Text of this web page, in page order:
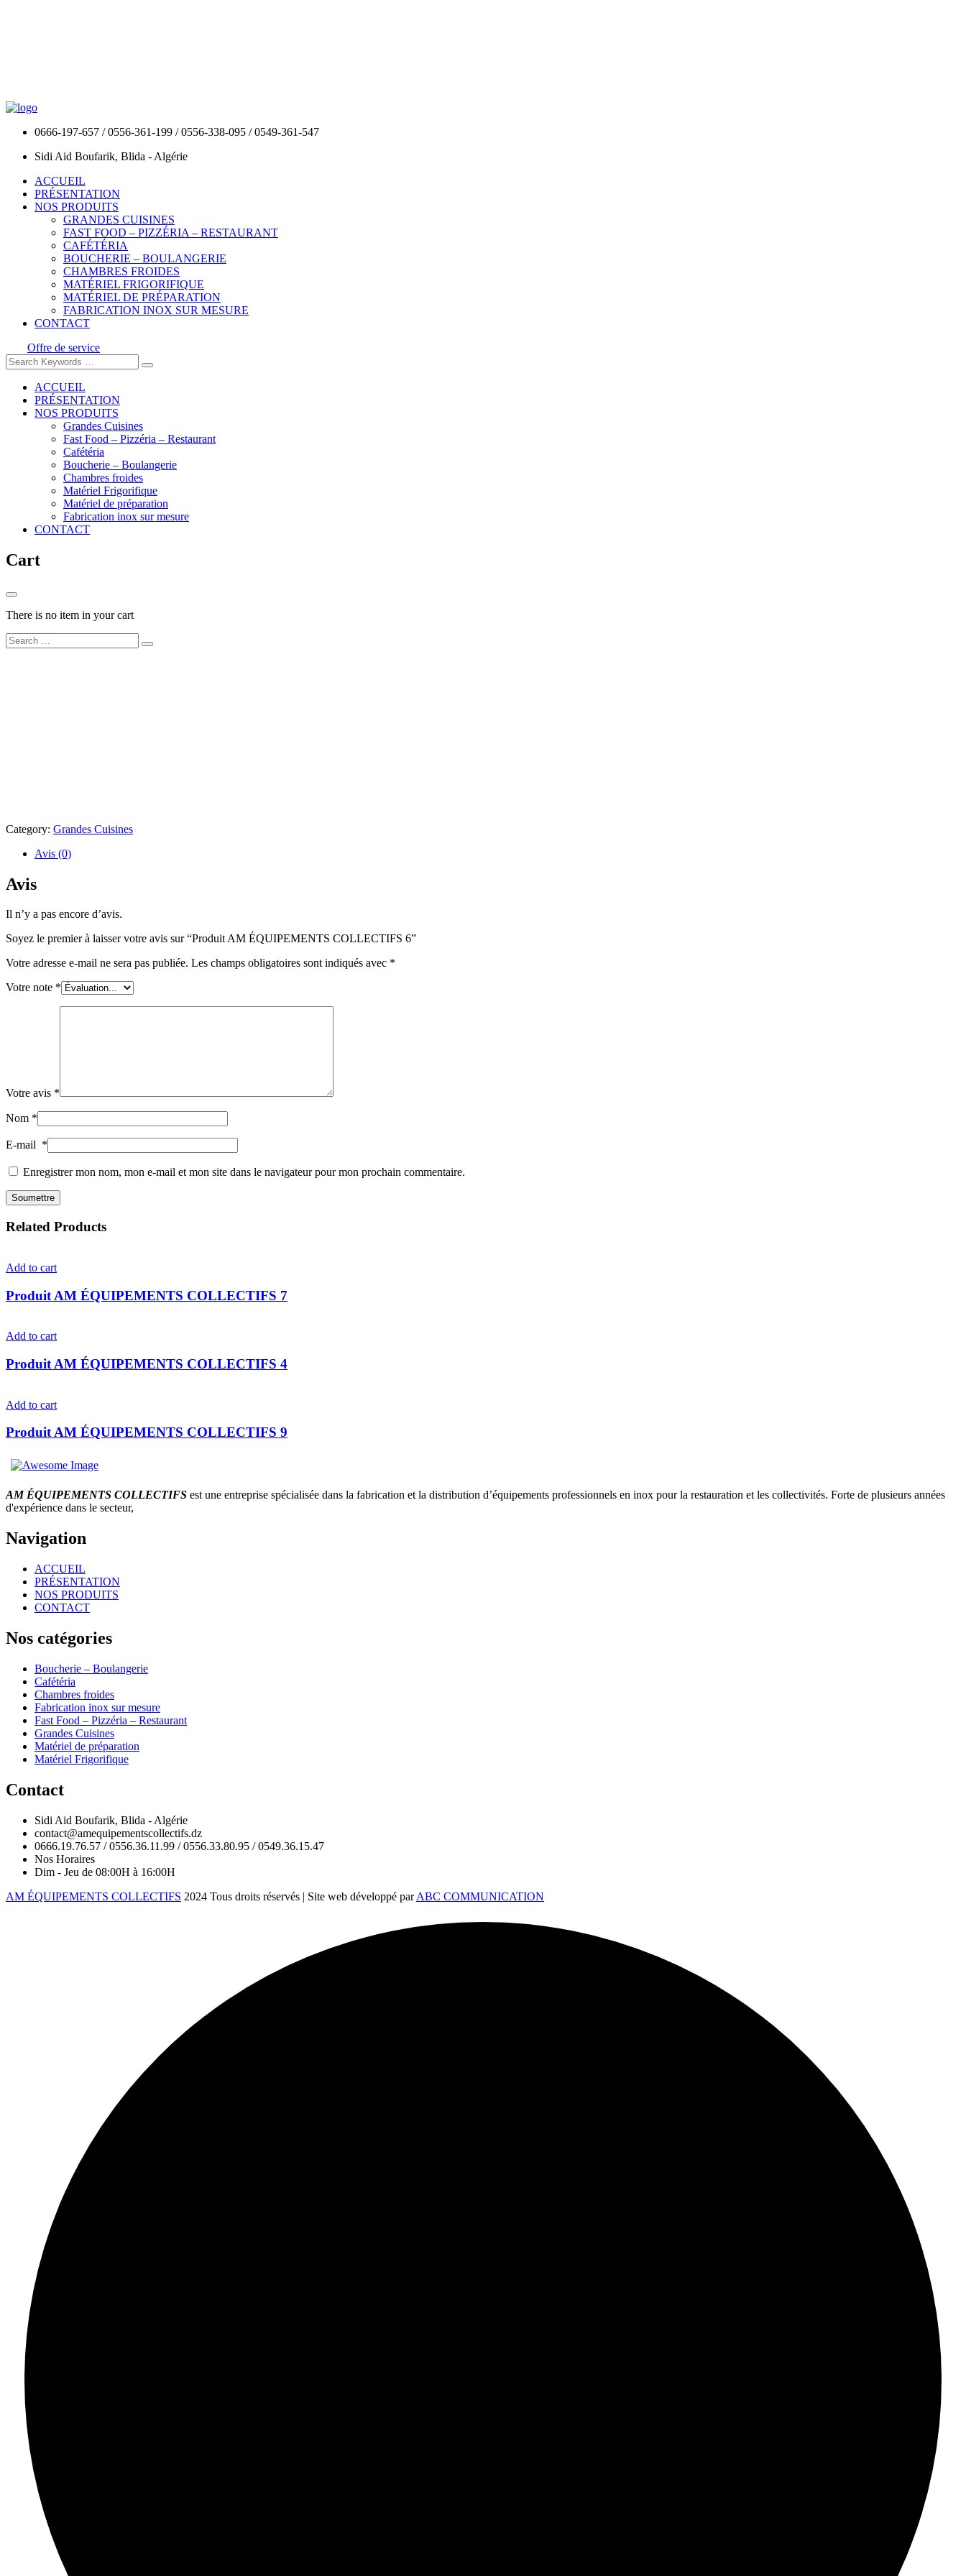
0666-197-657 / 0556-361-199 / 0556-338-095 / 0549-361-547
Sidi Aid Boufarik, Blida - Algérie
ACCUEIL
PRÉSENTATION
NOS PRODUITS
GRANDES CUISINES
FAST FOOD – PIZZÉRIA – RESTAURANT
CAFÉTÉRIA
BOUCHERIE – BOULANGERIE
CHAMBRES FROIDES
MATÉRIEL FRIGORIFIQUE
MATÉRIEL DE PRÉPARATION
FABRICATION INOX SUR MESURE
CONTACT
Offre de service
ACCUEIL
PRÉSENTATION
NOS PRODUITS
Grandes Cuisines
Fast Food – Pizzéria – Restaurant
Cafétéria
Boucherie – Boulangerie
Chambres froides
Matériel Frigorifique
Matériel de préparation
Fabrication inox sur mesure
CONTACT
Cart
There is no item in your cart
Category: Grandes Cuisines
Avis (0)
Avis
Il n’y a pas encore d’avis.
Soyez le premier à laisser votre avis sur “Produit AM ÉQUIPEMENTS COLLECTIFS 6”
Votre adresse e-mail ne sera pas publiée. Les champs obligatoires sont indiqués avec *
Votre note *
Votre avis *
Nom *
E-mail *
Enregistrer mon nom, mon e-mail et mon site dans le navigateur pour mon prochain commentaire.
Related Products
Add to cart
Produit AM ÉQUIPEMENTS COLLECTIFS 7
Add to cart
Produit AM ÉQUIPEMENTS COLLECTIFS 4
Add to cart
Produit AM ÉQUIPEMENTS COLLECTIFS 9
AM ÉQUIPEMENTS COLLECTIFS est une entreprise spécialisée dans la fabrication et la distribution d’équipements professionnels en inox pour la restauration et les collectivités. Forte de plusieurs années
d'expérience dans le secteur,
Navigation
ACCUEIL
PRÉSENTATION
NOS PRODUITS
CONTACT
Nos catégories
Boucherie – Boulangerie
Cafétéria
Chambres froides
Fabrication inox sur mesure
Fast Food – Pizzéria – Restaurant
Grandes Cuisines
Matériel de préparation
Matériel Frigorifique
Contact
Sidi Aid Boufarik, Blida - Algérie
contact@amequipementscollectifs.dz
0666.19.76.57 / 0556.36.11.99 / 0556.33.80.95 / 0549.36.15.47
Nos Horaires
Dim - Jeu de 08:00H à 16:00H
AM ÉQUIPEMENTS COLLECTIFS 2024 Tous droits réservés | Site web développé parABC COMMUNICATION